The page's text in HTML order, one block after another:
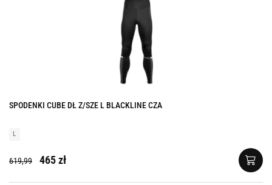
SPODENKI CUBE DŁ Z/SZE L BLACKLINE CZA
L
619,99 465 zł